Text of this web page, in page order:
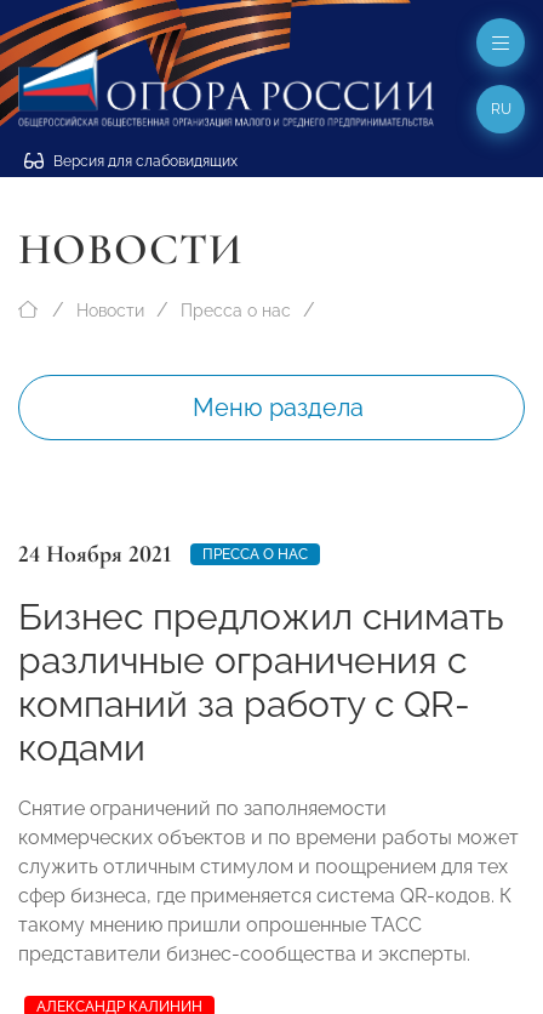
Версия для слабовидящих
RU
НОВОСТИ
Новости Пресса о нас
Меню раздела
24 Ноября 2021 ПРЕССА О НАС
Бизнес предложил снимать
различные ограничения с
компаний за работу с QR-
кодами
Снятие ограничений по заполняемости
коммерческих объектов и по времени работы может
служить отличным стимулом и поощрением для тех
сфер бизнеса, где применяется система QR-кодов. К
такому мнению пришли опрошенные ТАСС
представители бизнес-сообщества и эксперты.
АЛЕКСАНДР КАЛИНИН